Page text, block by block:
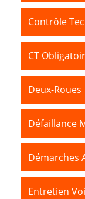
Contrôle
CT
Deux-Roues
Défaillance
Démarches
Entretien